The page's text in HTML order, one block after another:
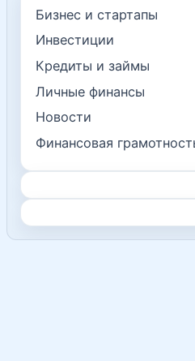
Бизнес и стартапы
Инвестиции
Кредиты и займы
Личные финансы
Новости
Финансовая